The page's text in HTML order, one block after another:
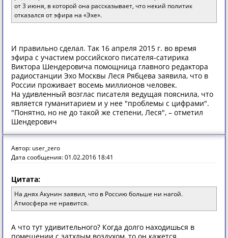
от 3 июня, в которой она рассказывает, что некий политик
отказался от эфира на «Эхе».
И правильно сделал. Так 16 апреля 2015 г. во время
эфира с участием российского писателя-сатирика
Виктора Шендеровича помощница главного редактора
радиостанции Эхо Москвы Леся Рябцева заявила, что в
России проживает восемь миллионов человек.
На удивленный возглас писателя ведущая пояснила, что
является гуманитарием и у нее "проблемы с цифрами".
"Понятно, но не до такой же степени, Леся", – отметил
Шендерович
Автор: user_zero
Дата сообщения: 01.02.2016 18:41
Цитата:
На днях Акунин заявил, что в Россию больше ни нагой.
Атмосфера не нравится.
А что тут удивительного? Когда долго находишься в